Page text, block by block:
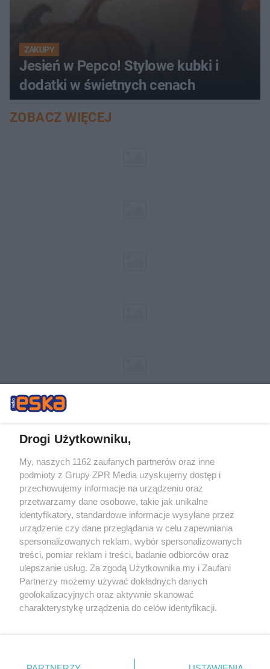
ZAKUPY
Jesień w Pepco! Stylowe kubki i
dodatki w świetnych cenach
ZOBACZ WIĘCEJ
Żaden utwór zamieszczony w serwisie nie może być powielany i
rozpowszechniany lub dalej rozpowszechniany w jakikolwiek sposób (w
tym także elektroniczny lub mechaniczny) na jakimkolwiek polu
eksploatacji w jakiejkolwiek formie, włącznie z umieszczaniem w
Internecie bez pisemnej zgody właściciela praw. Jakiekolwiek użycie lub
wykorzystanie utworów w całości lub w części z naruszeniem prawa,
tzn. bez właściwej zgody, jest zabronione pod groźbą kary i może być
ścigane prawnie.
Drogi Użytkowniku,
My, naszych 1162 zaufanych partnerów oraz inne
podmioty z Grupy ZPR Media uzyskujemy dostęp i
przechowujemy informacje na urządzeniu oraz
przetwarzamy dane osobowe, takie jak unikalne
identyfikatory, standardowe informacje wysyłane przez
urządzenie czy dane przeglądania w celu zapewniania
spersonalizowanych reklam, wybór spersonalizowanych
treści, pomiar reklam i treści, badanie odbiorców oraz
ulepszanie usług. Za zgodą Użytkownika my i Zaufani
Partnerzy możemy używać dokładnych danych
geolokalizacyjnych oraz aktywnie skanować
charakterystykę urządzenia do celów identyfikacji.
zmienić/wycofać klikając przycisk ustawień prywatności